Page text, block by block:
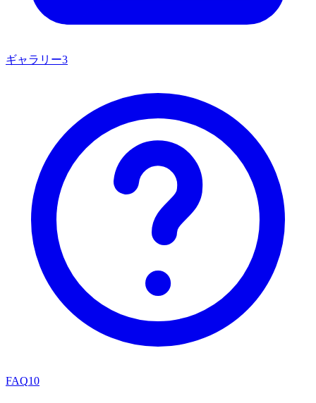
ギャラリー3
FAQ10